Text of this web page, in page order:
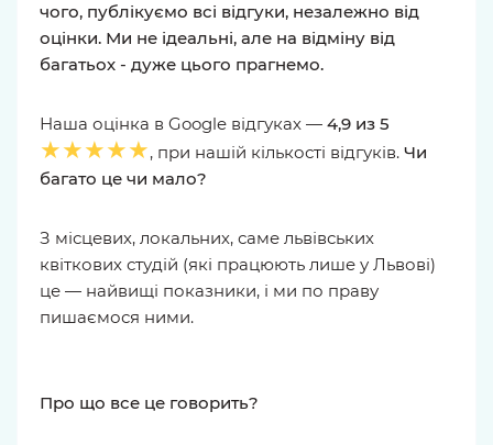
чого, публікуємо всі відгуки, незалежно від
оцінки. Ми не ідеальні, але на відміну від
багатьох - дуже цього прагнемо.
Наша оцінка в Google відгуках — 4,9 из 5
★★★★★, при нашій кількості відгуків. Чи
багато це чи мало?
З місцевих, локальних, саме львівських
квіткових студій (які працюють лише у Львові)
це — найвищі показники, і ми по праву
пишаємося ними.
Про що все це говорить?